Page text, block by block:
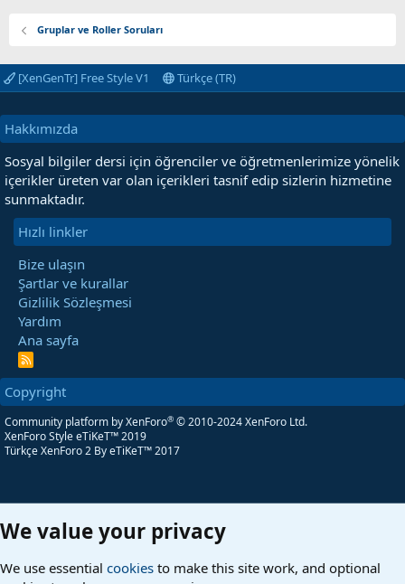
Gruplar ve Roller Soruları
[XenGenTr] Free Style V1 Türkçe (TR)
Hakkımızda
Sosyal bilgiler dersi için öğrenciler ve öğretmenlerimize yönelik
içerikler üreten var olan içerikleri tasnif edip sizlerin hizmetine
sunmaktadır.
Hızlı linkler
Bize ulaşın
Şartlar ve kurallar
Gizlilik Sözleşmesi
Yardım
Ana sayfa
R
S
Copyright
Community platform by XenForo® © 2010-2024 XenForo Ltd.
XenForo Style eTiKeT™ 2019
Türkçe XenForo 2 By eTiKeT™ 2017
We value your privacy
We use essential cookies to make this site work, and optional